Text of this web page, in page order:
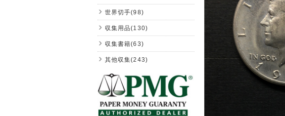
世界切手(98)
収集用品(130)
収集書籍(63)
其他収集(243)